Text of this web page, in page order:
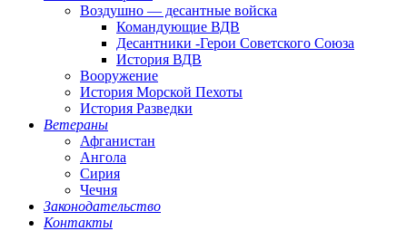
Воздушно — десантные войска
Командующие ВДВ
Десантники -Герои Советского Союза
История ВДВ
Вооружение
История Морской Пехоты
История Разведки
Ветераны
Афганистан
Ангола
Сирия
Чечня
Законодательство
Контакты